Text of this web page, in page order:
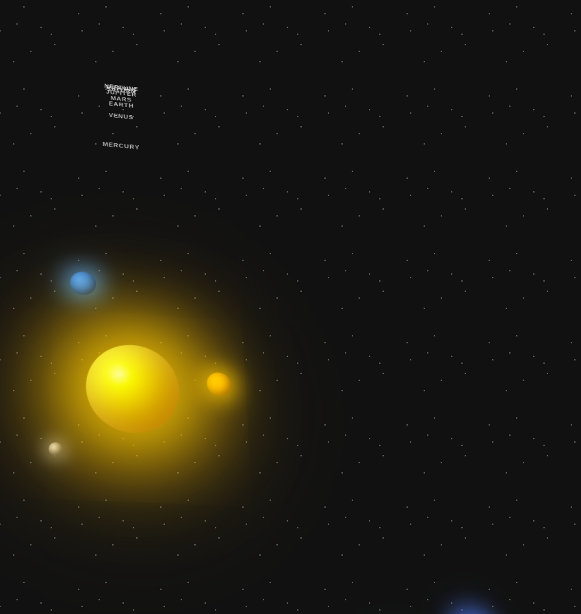
MERCURY
VENUS
EARTH
MARS
JUPITER
SATURN
URANUS
NEPTUNE